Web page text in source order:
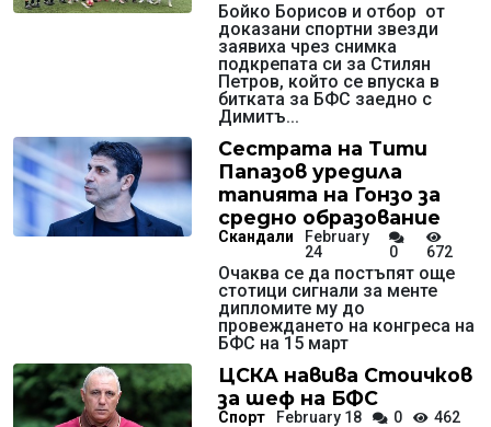
Бойко Борисов и отбор от
доказани спортни звезди
заявиха чрез снимка
подкрепата си за Стилян
Петров, който се впуска в
битката за БФС заедно с
Димитъ...
Сестрата на Тити
Папазов уредила
тапията на Гонзо за
средно образование
Скандали
February
24
0 672
Очаква се да постъпят още
стотици сигнали за менте
дипломите му до
провеждането на конгреса на
БФС на 15 март
ЦСКА навива Стоичков
за шеф на БФС
Спорт February 18 0 462